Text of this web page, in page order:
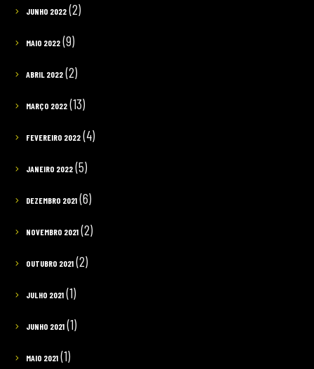
JUNHO 2022(2)
MAIO 2022(9)
ABRIL 2022(2)
MARÇO 2022(13)
FEVEREIRO 2022(4)
JANEIRO 2022(5)
DEZEMBRO 2021(6)
NOVEMBRO 2021(2)
OUTUBRO 2021(2)
JULHO 2021(1)
JUNHO 2021(1)
MAIO 2021(1)